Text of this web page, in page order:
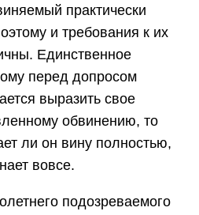
практически
и требования к их
Единственное
перед допросом
выразить свое
обвинению, то
ли он вину полностью,
вовсе.
подозреваемого